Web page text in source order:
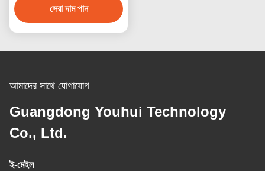
সেরা দাম পান
আমাদের সাথে যোগাযোগ
Guangdong Youhui Technology
Co., Ltd.
ই-মেইল